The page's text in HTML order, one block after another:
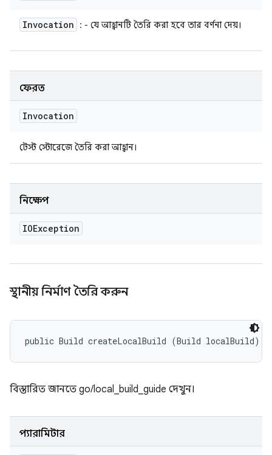
Invocation : - যে আহ্বানটি তৈরি করা হবে তার বর্ণনা দেয়।
ফেরত
Invocation
টেস্ট স্টোরেজে তৈরি করা আহ্বান।
নিক্ষেপ
IOException
স্থানীয় নির্মাণ তৈরি করুন
public Build createLocalBuild (Build localBuild)
বিস্তারিত জানতে go/local_build_guide দেখুন।
প্যারামিটার